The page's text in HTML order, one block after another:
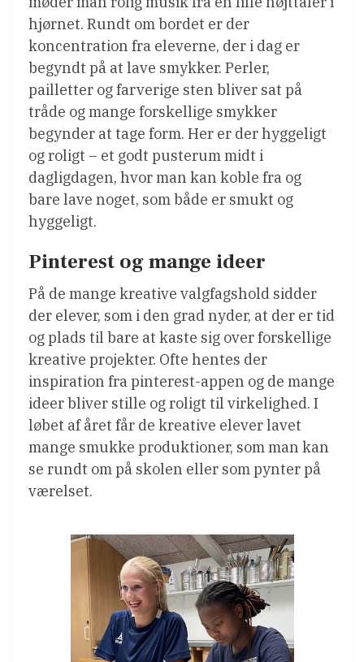
hjørnet. Rundt om bordet er der
koncentration fra eleverne, der i dag er
begyndt på at lave smykker. Perler,
pailletter og farverige sten bliver sat på
tråde og mange forskellige smykker
begynder at tage form. Her er der hyggeligt
og roligt – et godt pusterum midt i
dagligdagen, hvor man kan koble fra og
bare lave noget, som både er smukt og
hyggeligt.
Pinterest og mange ideer
På de mange kreative valgfagshold sidder
der elever, som i den grad nyder, at der er tid
og plads til bare at kaste sig over forskellige
kreative projekter. Ofte hentes der
inspiration fra pinterest-appen og de mange
ideer bliver stille og roligt til virkelighed. I
løbet af året får de kreative elever lavet
mange smukke produktioner, som man kan
se rundt om på skolen eller som pynter på
værelset.